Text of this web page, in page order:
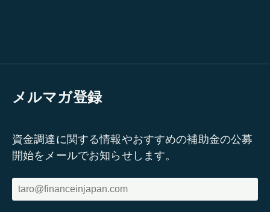
メルマガ登録
資金調達に関する情報やおすすめの補助金の公募
開始をメールでお知らせします。